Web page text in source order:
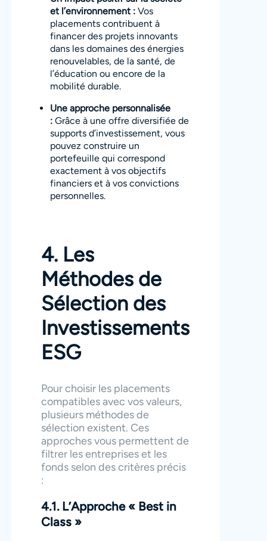
et l’environnement :Vos
placements contribuent à
financer des projets innovants
dans les domaines des énergies
renouvelables, de la santé, de
l’éducation ou encore de la
mobilité durable.
Une approche personnalisée
:Grâce à une offre diversifiée de
supports d’investissement, vous
pouvez construire un
portefeuille qui correspond
exactement à vos objectifs
financiers et à vos convictions
personnelles.
4. Les
Méthodes de
Sélection des
Investissements
ESG
Pour choisir les placements
compatibles avec vos valeurs,
plusieurs méthodes de
sélection existent. Ces
approches vous permettent de
filtrer les entreprises et les
fonds selon des critères précis
:
4.1. L’Approche « Best in
Class »